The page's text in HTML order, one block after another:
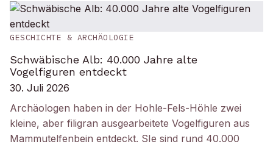
GESCHICHTE & ARCHÄOLOGIE
Schwäbische Alb: 40.000 Jahre alte
Vogelfiguren entdeckt
30. Juli 2026
Archäologen haben in der Hohle-Fels-Höhle zwei
kleine, aber filigran ausgearbeitete Vogelfiguren aus
Mammutelfenbein entdeckt. SIe sind rund 40.000